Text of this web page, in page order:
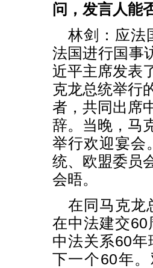
问，发言人能
林剑：应法
法国进行国事
近平主席发表
克龙总统举行
者，共同出席
辞。当晚，马
举行欢迎宴会
统、欧盟委员
会晤。
在同马克龙
在中法建交60
中法关系60
下一个60年